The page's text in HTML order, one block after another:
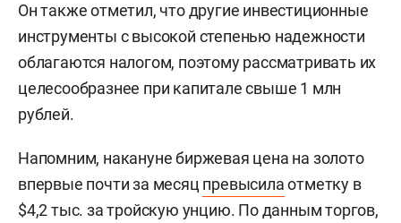
Он также отметил, что другие инвестиционные
инструменты с высокой степенью надежности
облагаются налогом, поэтому рассматривать их
целесообразнее при капитале свыше 1 млн
рублей.
Напомним, накануне биржевая цена на золото
впервые почти за месяц превысилаотметку в
$4,2 тыс. за тройскую унцию. По данным торгов,